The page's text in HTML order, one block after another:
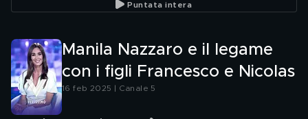
Puntata intera
Manila Nazzaro e il legame
con i figli Francesco e Nicolas
16 feb 2025 | Canale 5